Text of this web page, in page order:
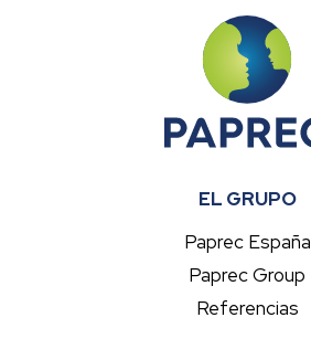
EL GRUPO
Paprec España
Paprec Group
Referencias